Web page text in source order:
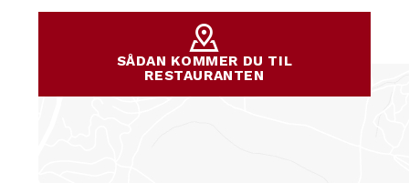
SÅDAN KOMMER DU TIL
RESTAURANTEN